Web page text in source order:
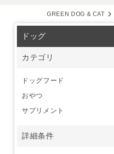
GREEN DOG & CAT
ドッグ
カテゴリ
ドッグフード
おやつ
サプリメント
詳細条件